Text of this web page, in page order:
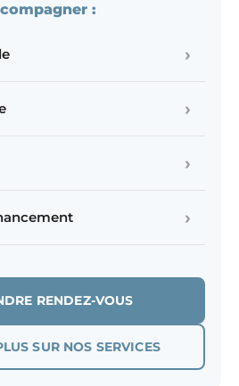
:
›
›
›
›
RENDEZ-VOUS
SUR NOS SERVICES